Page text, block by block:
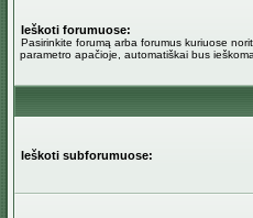
Ieškoti forumuose:
Pasirinkite forumą arba forumus kuriuose
parametro apačioje, automatiškai bus
Ieškoti subforumuose: